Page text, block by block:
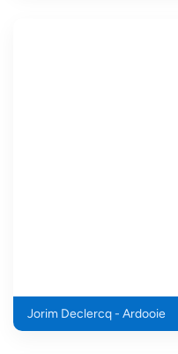
Jorim Declercq - Ardooie